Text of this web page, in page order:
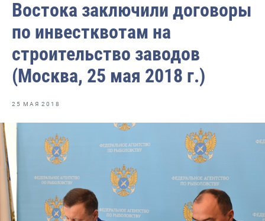
Отраслевые СМИ
Выставки и конференции
Научно-практическая литература
Рыбоохрана России
Большая африканская экспедиция
Укрепление духовно-нравственных ценностей
События в России и мире
Востока заключили договоры
по инвестквотам на
строительство заводов
(Москва, 25 мая 2018 г.)
25 МАЯ 2018